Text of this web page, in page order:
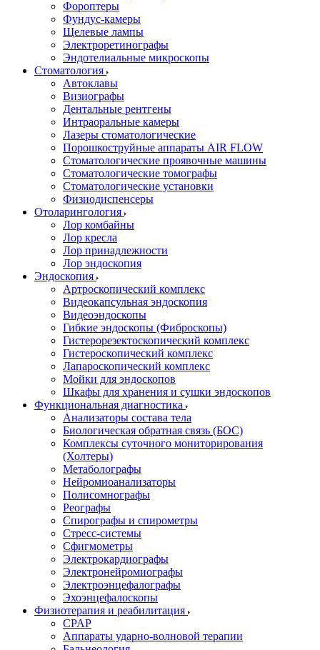
Фороптеры
Фундус-камеры
Щелевые лампы
Электроретинографы
Эндотелиальные микроскопы
Стоматология
Автоклавы
Визиографы
Дентальные рентгены
Интраоральные камеры
Лазеры стоматологические
Порошкоструйные аппараты AIR FLOW
Стоматологические проявочные машины
Стоматологические томографы
Стоматологические установки
Физиодиспенсеры
Отоларингология
Лор комбайны
Лор кресла
Лор принадлежности
Лор эндоскопия
Эндоскопия
Артроскопический комплекс
Видеокапсульная эндоскопия
Видеоэндоскопы
Гибкие эндоскопы (Фиброcкопы)
Гистерорезектоскопический комплекс
Гистероскопический комплекс
Лапароскопический комплекс
Мойки для эндоскопов
Шкафы для хранения и сушки эндоскопов
Функциональная диагностика
Анализаторы состава тела
Биологическая обратная связь (БОС)
Комплексы суточного мониторирования
(Холтеры)
Метаболографы
Нейромиоанализаторы
Полисомнографы
Реографы
Спирографы и спирометры
Стресс-системы
Сфигмометры
Электрокардиографы
Электронейромиографы
Электроэнцефалографы
Эхоэнцефалоскопы
Физиотерапия и реабилитация
CPAP
Аппараты ударно-волновой терапии